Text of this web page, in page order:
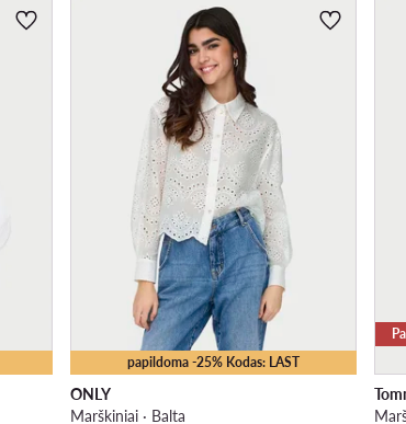
papildoma -25% Kodas: LAST
ONLY
Marškiniai · Balta